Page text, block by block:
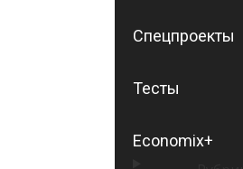
Спецпроекты
Тесты
Economix+